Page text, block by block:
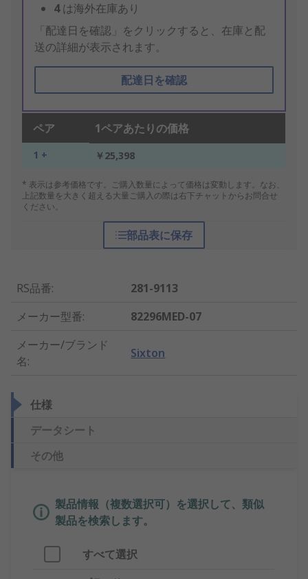
4は海外在庫あり
「配達日を確認」をクリックすると、在庫と配
送の詳細が表示されます。
配達日を確認
ペア 1ペアあたりの価格
1 + ￥25,398
* 表示は参考価格です。ご購入数量によって価格は変動します。なお、
上記数量を大きく超える大量ご購入の際は右下チャットからお問合せ
ください。
部品表に保存
RS品番:
281-9113
メーカー型番:
82296MED-07
メーカー/ブランド
名:
Sixton
仕様
データシート
その他
製品情報（複数選択可）を選択して、類似
製品を検索します。
すべて選択